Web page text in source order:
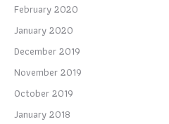
February 2020
January 2020
December 2019
November 2019
October 2019
January 2018